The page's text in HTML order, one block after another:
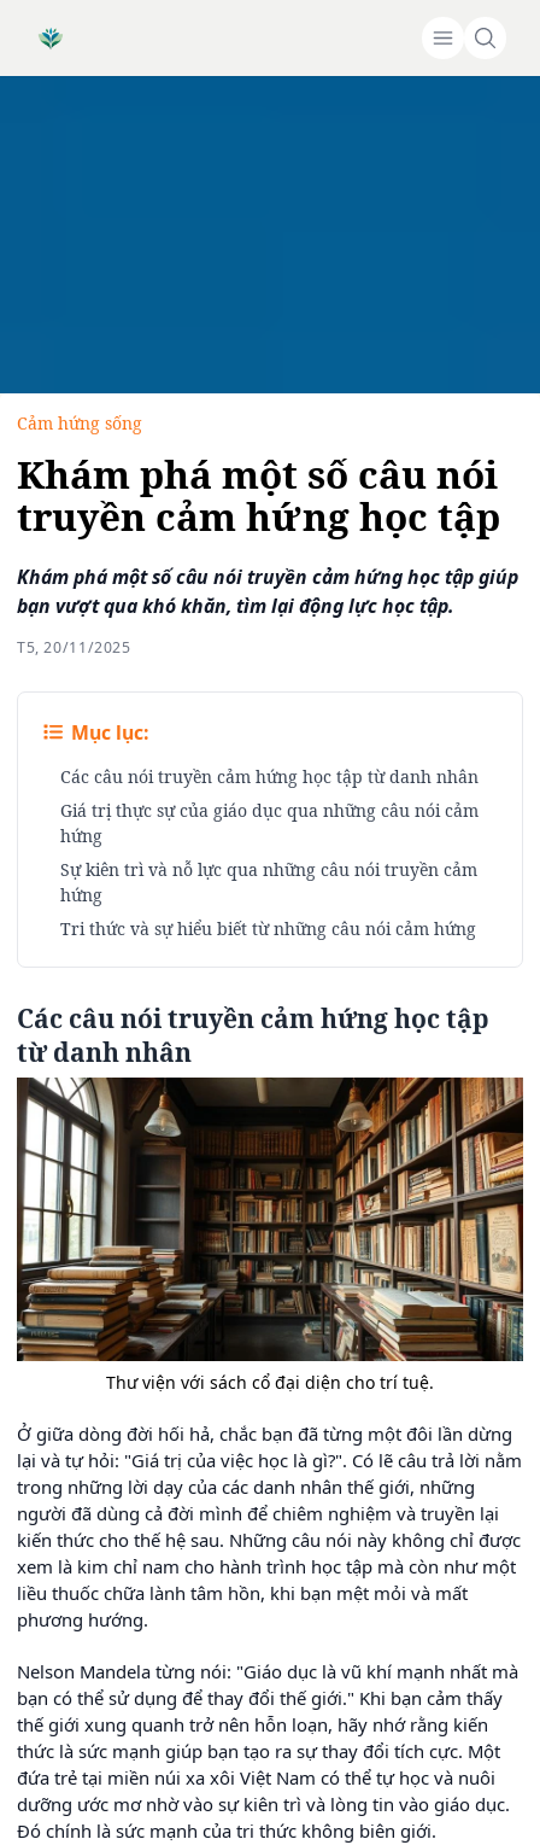
Cảm hứng sống
Khám phá một số câu nói
truyền cảm hứng học tập
Khám phá một số câu nói truyền cảm hứng học tập giúp
bạn vượt qua khó khăn, tìm lại động lực học tập.
T5, 20/11/2025
Mục lục:
Các câu nói truyền cảm hứng học tập từ danh nhân
Giá trị thực sự của giáo dục qua những câu nói cảm
hứng
Sự kiên trì và nỗ lực qua những câu nói truyền cảm
hứng
Tri thức và sự hiểu biết từ những câu nói cảm hứng
Các câu nói truyền cảm hứng học tập
từ danh nhân
Thư viện với sách cổ đại diện cho trí tuệ.
Ở giữa dòng đời hối hả, chắc bạn đã từng một đôi lần dừng
lại và tự hỏi: "Giá trị của việc học là gì?". Có lẽ câu trả lời nằm
trong những lời dạy của các danh nhân thế giới, những
người đã dùng cả đời mình để chiêm nghiệm và truyền lại
kiến thức cho thế hệ sau. Những câu nói này không chỉ được
xem là kim chỉ nam cho hành trình học tập mà còn như một
liều thuốc chữa lành tâm hồn, khi bạn mệt mỏi và mất
phương hướng.
Nelson Mandela từng nói: "Giáo dục là vũ khí mạnh nhất mà
bạn có thể sử dụng để thay đổi thế giới." Khi bạn cảm thấy
thế giới xung quanh trở nên hỗn loạn, hãy nhớ rằng kiến
thức là sức mạnh giúp bạn tạo ra sự thay đổi tích cực. Một
đứa trẻ tại miền núi xa xôi Việt Nam có thể tự học và nuôi
dưỡng ước mơ nhờ vào sự kiên trì và lòng tin vào giáo dục.
Đó chính là sức mạnh của tri thức không biên giới.